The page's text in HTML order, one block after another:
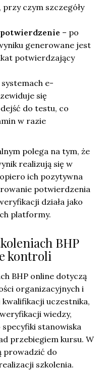
czym szczegóły
– po
generowane jest
potwierdzający
systemach e-
się
do testu, co
w razie
polega na tym, że
realizują się w
ich pozytywna
potwierdzenia
działa jako
platformy.
BHP
kontroli
BHP online dotyczą
organizacyjnych i
uczestnika,
wiedzy,
stanowiska
przebiegiem kursu. W
prowadzić do
szkolenia.